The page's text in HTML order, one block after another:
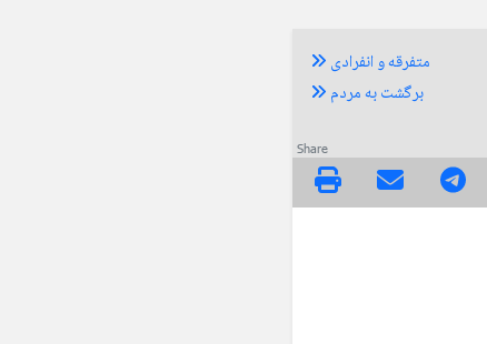
متفرقه و انفرادی
برگشت به مردم
Share